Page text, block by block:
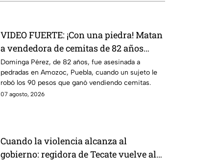
VIDEO FUERTE: ¡Con una piedra! Matan
a vendedora de cemitas de 82 años
mientras iba a su casa
Dominga Pérez, de 82 años, fue asesinada a
pedradas en Amozoc, Puebla, cuando un sujeto le
robó los 90 pesos que ganó vendiendo cemitas.
07 agosto, 2026
Cuando la violencia alcanza al
gobierno: regidora de Tecate vuelve al